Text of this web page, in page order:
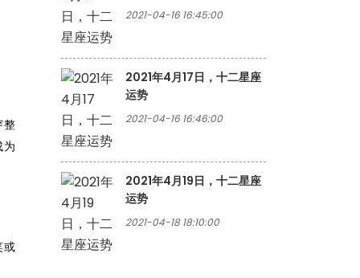
整
或
2021-04-16 16:45:00
2021年4月17日，十二星座
运势
2021-04-16 16:46:00
2021年4月19日，十二星座
运势
2021-04-18 18:10:00